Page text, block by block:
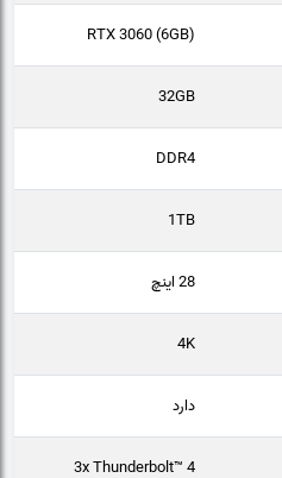
RTX 3060 (6GB)
32GB
DDR4
1TB
28 اینچ
4K
دارد
3x Thunderbolt™ 4